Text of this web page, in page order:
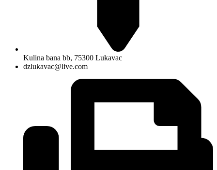
Kulina bana bb, 75300 Lukavac
dzlukavac@live.com